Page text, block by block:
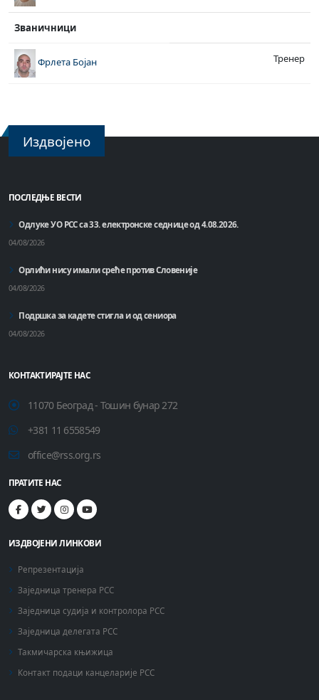
Званичници
Фрлета Бојан Тренер
Издвојено
ПОСЛЕДЊЕ ВЕСТИ
Одлуке УО РСС са 33. електронске седнице од 4.08.2026.
04/08/2026
Орлићи нису имали среће против Словеније
04/08/2026
Подршка за кадете стигла и од сениора
04/08/2026
КОНТАКТИРАЈТЕ НАС
11070 Београд - Тошин бунар 272
+381 11 6558549
office@rss.org.rs
ПРАТИТЕ НАС
ИЗДВОЈЕНИ ЛИНКОВИ
Репрезентација
Заједница тренера РСС
Заједница судија и контролора РСС
Заједница делегата РСС
Такмичарска књижица
Контакт подаци канцеларије РСС